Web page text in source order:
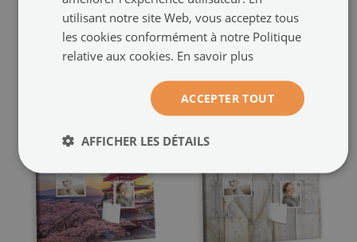
utilisant notre site Web, vous acceptez tous
les cookies conformément à notre Politique
relative aux cookies. En savoir plus
ACCEPTER TOUT
AFFICHER LES DÉTAILS